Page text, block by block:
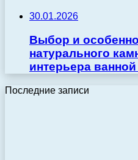
30.01.2026
Выбор и
натурального
интерьера
Последние записи